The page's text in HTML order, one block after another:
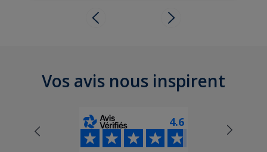
Vos avis nous inspirent
4.6